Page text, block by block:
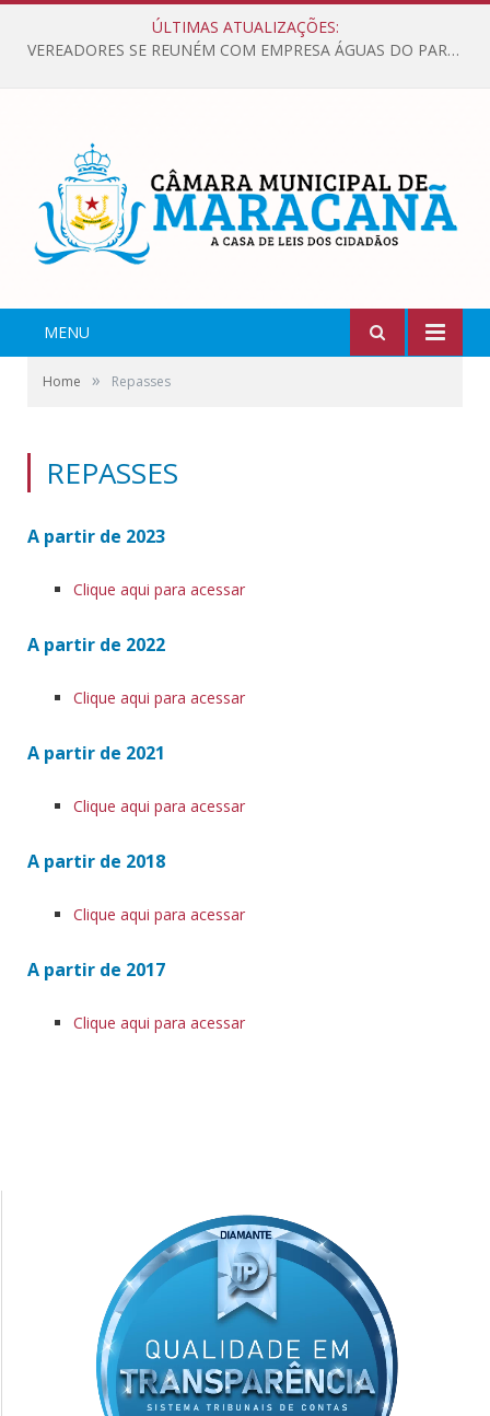
ÚLTIMAS ATUALIZAÇÕES:
VEREADORES SE REUNÉM COM EMPRESA ÁGUAS DO PARÁ, PARA APRESENTAR REIVINDICAÇÕES E MELHORIAS NA QUALIDADE DOS SERVIÇOS OFERECIDOS Á POPULAÇÃO.
MENU
Home » Repasses
REPASSES
A partir de 2023
Clique aqui para acessar
A partir de 2022
Clique aqui para acessar
A partir de 2021
Clique aqui para acessar
A partir de 2018
Clique aqui para acessar
A partir de 2017
Clique aqui para acessar